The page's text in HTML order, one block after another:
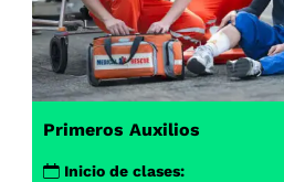
Primeros Auxilios
Inicio de clases: